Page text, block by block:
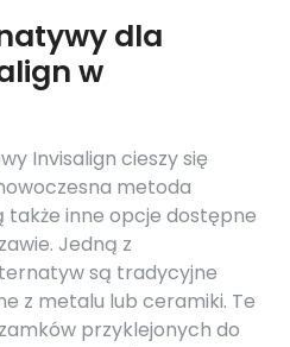
dla
w
Invisalign cieszy się
metoda
inne opcje dostępne
Jedną z
są tradycyjne
z metalu lub ceramiki. Te
przyklejonych do